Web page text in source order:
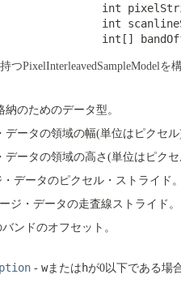
int
int
int[]
PixelInterleavedSampleModelを
のためのデータ型。
ータの領域の幅(単位はピクセル)
ータの領域の高さ(単位はピクセ
データのピクセル・ストライド。
ジ・データの走査線ストライド。
ンドのオフセット。
- wまたは hが0以下である場